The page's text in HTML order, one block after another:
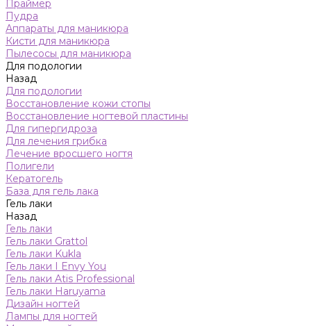
Праймер
Пудра
Аппараты для маникюра
Кисти для маникюра
Пылесосы для маникюра
Для подологии
Назад
Для подологии
Восстановление кожи стопы
Восстановление ногтевой пластины
Для гипергидроза
Для лечения грибка
Лечение вросшего ногтя
Полигели
Кератогель
База для гель лака
Гель лаки
Назад
Гель лаки
Гель лаки Grattol
Гель лаки Kukla
Гель лаки I Envy You
Гель лаки Atis Professional
Гель лаки Haruyama
Дизайн ногтей
Лампы для ногтей